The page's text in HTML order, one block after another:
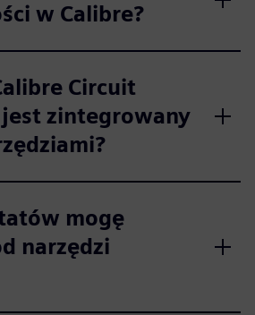
w Calibre?
Circuit
zintegrowany
mogę
narzędzi